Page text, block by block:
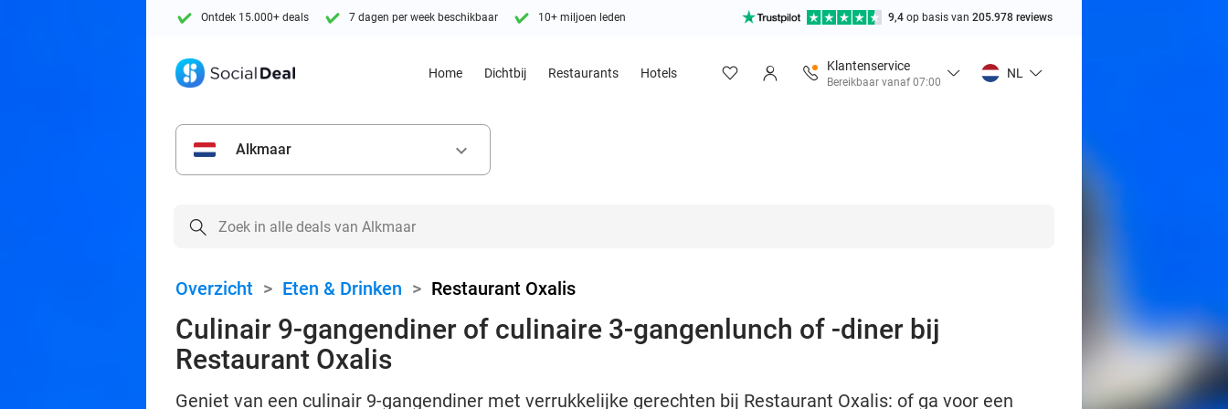
Ontdek 15.000+ deals 7 dagen per week beschikbaar 10+ miljoen leden 9,4 op basis van 205.978 reviews
Home Dichtbij Restaurants Hotels
Klantenservice
Bereikbaar vanaf 07:00
NL
Alkmaar keyboard_arrow_down
Overzicht > Eten & Drinken > Restaurant Oxalis
Culinair 9-gangendiner of culinaire 3-gangenlunch of -diner bij
Restaurant Oxalis
Geniet van een culinair 9-gangendiner met verrukkelijke gerechten bij Restaurant Oxalis: of ga voor een